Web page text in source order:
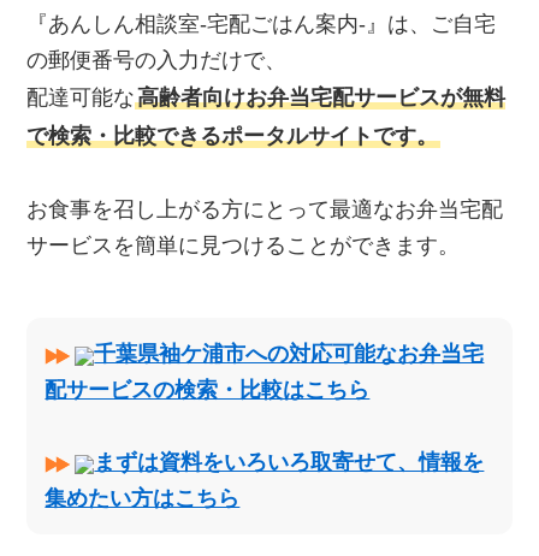
『あんしん相談室‐宅配ごはん案内‐』は、ご自宅
の郵便番号の入力だけで、
配達可能な高齢者向けお弁当宅配サービスが無料
で検索・比較できるポータルサイトです。
お食事を召し上がる方にとって最適なお弁当宅配
サービスを簡単に見つけることができます。
千葉県袖ケ浦市への対応可能なお弁当宅
配サービスの検索・比較はこちら
まずは資料をいろいろ取寄せて、情報を
集めたい方はこちら